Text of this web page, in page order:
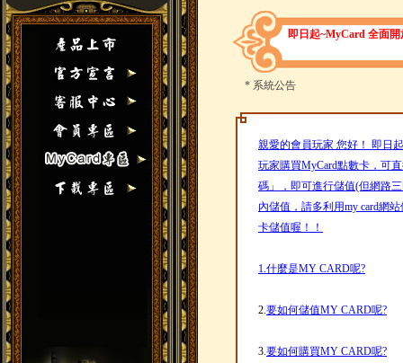
即日起~MyCard 全面
* 系統公告
親愛的會員玩家 您好！ 即日
玩家購買MyCard點數卡，可
碼」，即可進行儲值(但網路
內儲值，請多利用my card網
卡儲值喔！！
1.什麼是MY CARD呢?
2.要如何儲值MY CARD呢?
3.要如何購買MY CARD呢?